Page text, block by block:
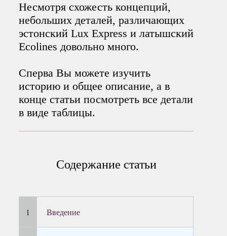
Несмотря схожесть концепций,
небольших деталей, различающих
эстонский Lux Express и латышский
Ecolines довольно много.
Сперва Вы можете изучить
историю и общее описание, а в
конце статьи посмотреть все детали
в виде таблицы.
Содержание статьи
Введение